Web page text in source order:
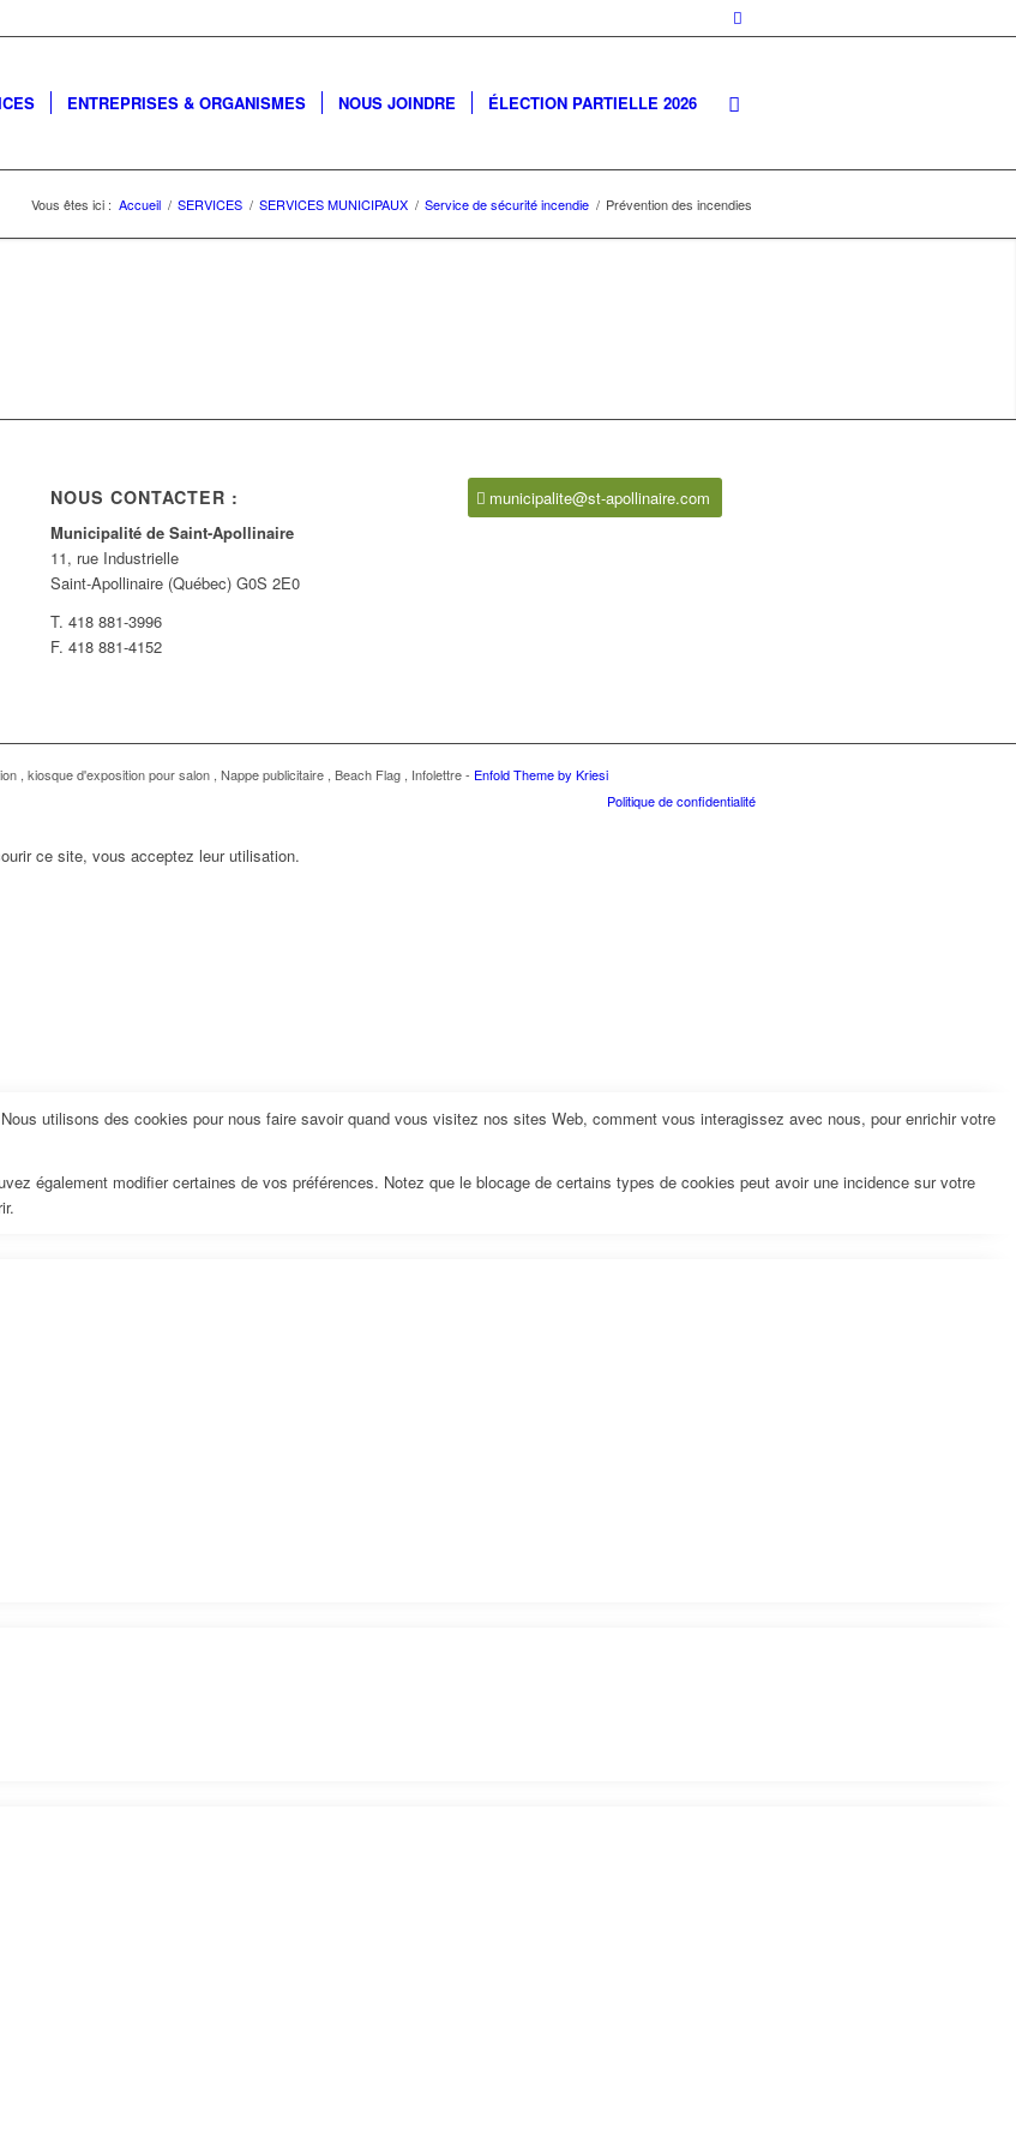
ENTREPRISES & ORGANISMES NOUS JOINDRE ÉLECTION PARTIELLE 2026
Vous êtes ici : Accueil / SERVICES / SERVICES MUNICIPAUX / Service de sécurité incendie / Prévention des incendies
NOUS CONTACTER :
Municipalité de Saint-Apollinaire
11, rue Industrielle
Saint-Apollinaire (Québec) G0S 2E0
T. 418 881-3996
F. 418 881-4152
municipalite@st-apollinaire.com
, kiosque d'exposition pour salon , Nappe publicitaire , Beach Flag , Infolettre- Enfold Theme by Kriesi
Politique de confidentialité
ce site, vous acceptez leur utilisation.
utilisons des cookies pour nous faire savoir quand vous visitez nos sites Web, comment vous interagissez avec nous, pour enrichir votre
également modifier certaines de vos préférences. Notez que le blocage de certains types de cookies peut avoir une incidence sur votre